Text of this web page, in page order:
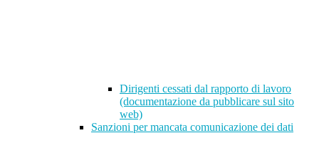
Dirigenti cessati dal rapporto di lavoro
(documentazione da pubblicare sul sito
web)
Sanzioni per mancata comunicazione dei dati